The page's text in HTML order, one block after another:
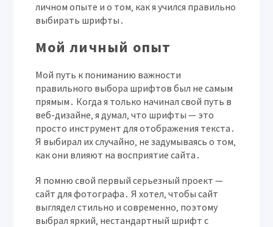
личном опыте и о том‚ как я учился правильно
выбирать шрифты․
Мой личный опыт
Мой путь к пониманию важности
правильного выбора шрифтов был не самым
прямым․ Когда я только начинал свой путь в
веб-дизайне‚ я думал‚ что шрифты — это
просто инструмент для отображения текста․
Я выбирал их случайно‚ не задумываясь о том‚
как они влияют на восприятие сайта․
Я помню свой первый серьезный проект —
сайт для фотографа․ Я хотел‚ чтобы сайт
выглядел стильно и современно‚ поэтому
выбрал яркий‚ нестандартный шрифт с